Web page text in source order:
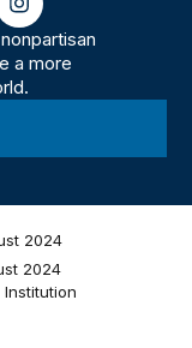
instagram
a more
2024
2024